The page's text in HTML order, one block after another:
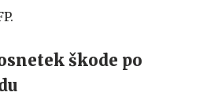
škode po